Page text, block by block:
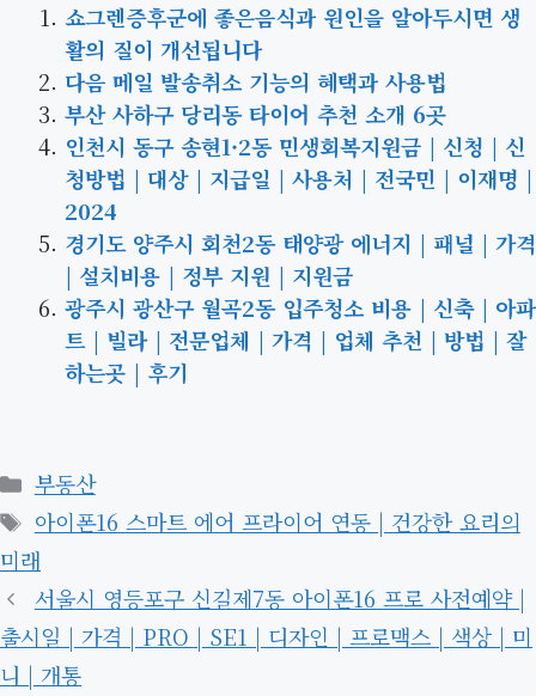
쇼그렌증후군에 좋은음식과 원인을 알아두시면 생
활의 질이 개선됩니다
다음 메일 발송취소 기능의 혜택과 사용법
부산 사하구 당리동 타이어 추천 소개 6곳
인천시 동구 송현1·2동 민생회복지원금 | 신청 | 신
청방법 | 대상 | 지급일 | 사용처 | 전국민 | 이재명 |
2024
경기도 양주시 회천2동 태양광 에너지 | 패널 | 가격
| 설치비용 | 정부 지원 | 지원금
광주시 광산구 월곡2동 입주청소 비용 | 신축 | 아파
트 | 빌라 | 전문업체 | 가격 | 업체 추천 | 방법 | 잘
하는곳 | 후기
카
테
고
리
부동산
태
그
아이폰16 스마트 에어 프라이어 연동 | 건강한 요리의
미래
서울시 영등포구 신길제7동 아이폰16 프로 사전예약 |
출시일 | 가격 | PRO | SE1 | 디자인 | 프로맥스 | 색상 | 미
니 | 개통